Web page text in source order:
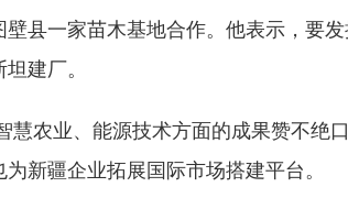
县一家苗木基地合作。他表示，要
建厂。
农业、能源技术方面的成果赞不绝
新疆企业拓展国际市场搭建平台。